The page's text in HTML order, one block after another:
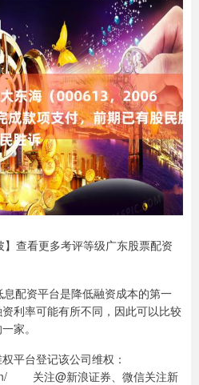
查看更多考评等级广东股票配资
配资平台是降低融资成本的第一
利率可能有所不同，因此可以比较
家。
台登记该公司维权：
关注@新浪证券、微信关注新